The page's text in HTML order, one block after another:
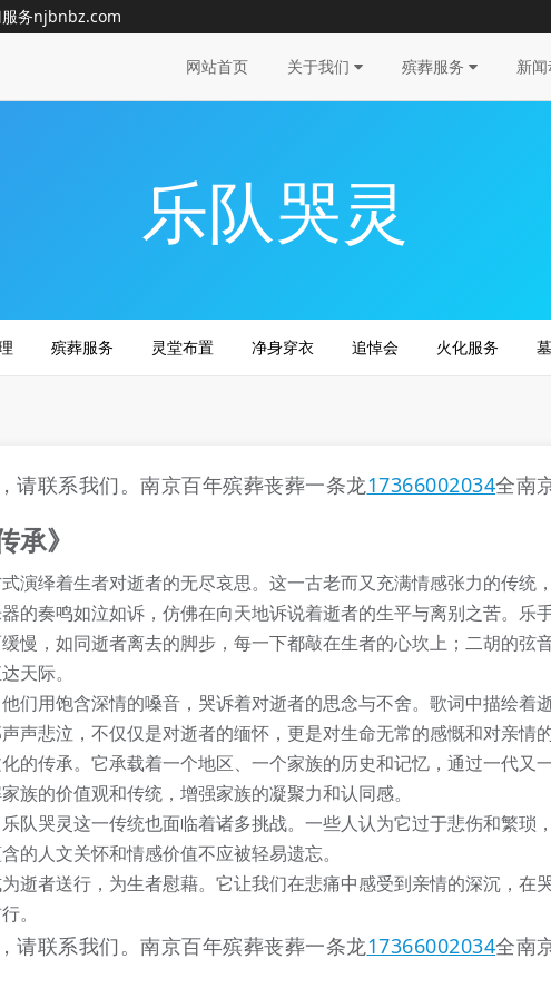
务njbnbz.com
网站首页 关于我们 殡葬服务 新
乐队哭灵
殡葬服务 灵堂布置 净身穿衣 追悼会 火化服务
请联系我们。南京百年殡葬丧葬一条龙17366002034全南
承》
演绎着生者对逝者的无尽哀思。这一古老而又充满情感张力的传统
的奏鸣如泣如诉，仿佛在向天地诉说着逝者的生平与离别之苦。乐
慢，如同逝者离去的脚步，每一下都敲在生者的心坎上；二胡的弦
天际。
们用饱含深情的嗓音，哭诉着对逝者的思念与不舍。歌词中描绘着
声悲泣，不仅仅是对逝者的缅怀，更是对生命无常的感慨和对亲情的
的传承。它承载着一个地区、一个家族的历史和记忆，通过一代又
族的价值观和传统，增强家族的凝聚力和认同感。
队哭灵这一传统也面临着诸多挑战。一些人认为它过于悲伤和繁琐
的人文关怀和情感价值不应被轻易遗忘。
逝者送行，为生者慰藉。它让我们在悲痛中感受到亲情的深沉，在
。
请联系我们。南京百年殡葬丧葬一条龙17366002034全南